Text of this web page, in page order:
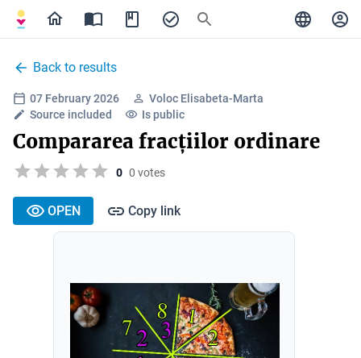
Back to results
07 February 2026
Voloc Elisabeta-Marta
Source included
Is public
Compararea fracțiilor ordinare
0 0 votes
OPEN Copy link